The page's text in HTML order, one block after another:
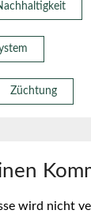
Züchtung
wird nicht